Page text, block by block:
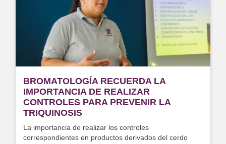
BROMATOLOGÍA RECUERDA LA
IMPORTANCIA DE REALIZAR
CONTROLES PARA PREVENIR LA
TRIQUINOSIS
La importancia de realizar los controles
correspondientes en productos derivados del cerdo